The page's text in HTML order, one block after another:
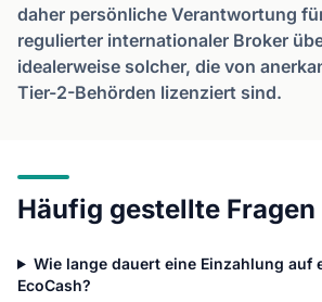
daher persönliche Verantwortung
regulierter internationaler Broker
idealerweise solcher, die von
Tier-2-Behörden lizenziert sind.
Häufig gestellte Fragen
Wie lange dauert eine Einzahlung auf
EcoCash?